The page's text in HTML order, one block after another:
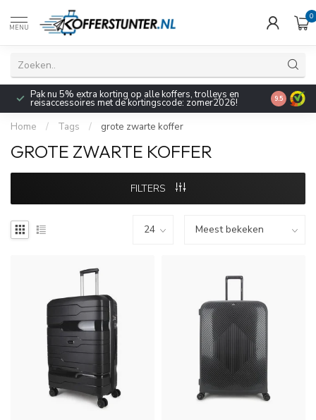
MENU
0
Pak nu 5% extra korting op alle koffers, trolleys en
reisaccessoires met de kortingscode: zomer2026! 9.5
Home / Tags / grote zwarte koffer
GROTE ZWARTE KOFFER
FILTERS